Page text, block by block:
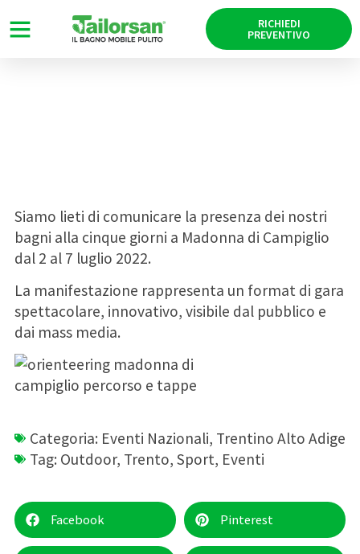
RICHIEDI
PREVENTIVO
Siamo lieti di comunicare la presenza dei nostri
bagni alla cinque giorni a Madonna di Campiglio
dal 2 al 7 luglio 2022.
La manifestazione rappresenta un format di gara
spettacolare, innovativo, visibile dal pubblico e
dai mass media.
Categoria: Eventi Nazionali, Trentino Alto Adige
Tag: Outdoor, Trento, Sport, Eventi
Facebook Pinterest